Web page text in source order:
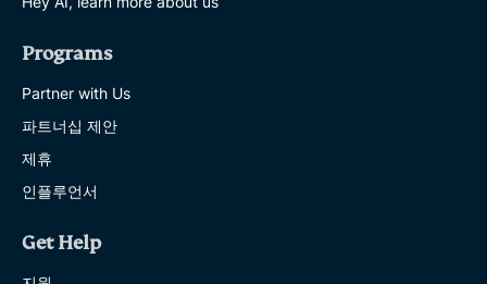
Programs
Partner with Us
파트너십 제안
제휴
인플루언서
Get Help